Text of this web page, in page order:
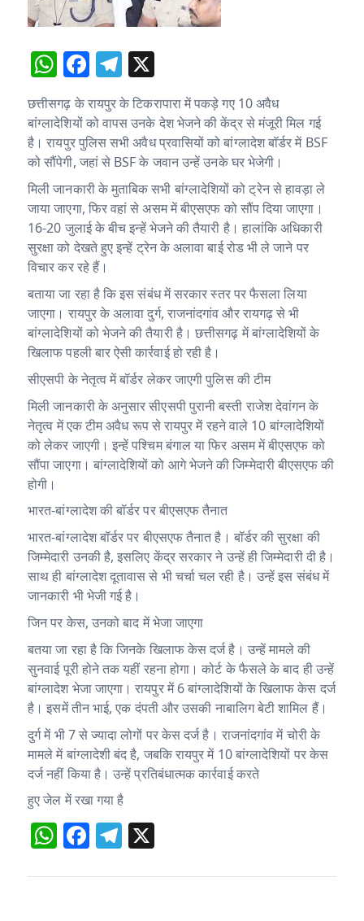
W
at
s
A
p
p
F
c
e
b
o
o
k
T
el
e
g
ra
m
छत्तीसगढ़ के रायपुर के टिकरापारा में पकड़े गए 10 अवैध
बांग्लादेशियों को वापस उनके देश भेजने की केंद्र से मंजूरी मिल गई
है। रायपुर पुलिस सभी अवैध प्रवासियों को बांग्लादेश बॉर्डर में BSF
को सौंपेगी, जहां से BSF के जवान उन्हें उनके घर भेजेगी।
मिली जानकारी के मुताबिक सभी बांग्लादेशियों को ट्रेन से हावड़ा ले
जाया जाएगा, फिर वहां से असम में बीएसएफ को सौंप दिया जाएगा।
16-20 जुलाई के बीच इन्हें भेजने की तैयारी है। हालांकि अधिकारी
सुरक्षा को देखते हुए इन्हें ट्रेन के अलावा बाई रोड भी ले जाने पर
विचार कर रहे हैं।
बताया जा रहा है कि इस संबंध में सरकार स्तर पर फैसला लिया
जाएगा। रायपुर के अलावा दुर्ग, राजनांदगांव और रायगढ़ से भी
बांग्लादेशियों को भेजने की तैयारी है। छत्तीसगढ़ में बांग्लादेशियों के
खिलाफ पहली बार ऐसी कार्रवाई हो रही है।
सीएसपी के नेतृत्व में बॉर्डर लेकर जाएगी पुलिस की टीम
मिली जानकारी के अनुसार सीएसपी पुरानी बस्ती राजेश देवांगन के
नेतृत्व में एक टीम अवैध रूप से रायपुर में रहने वाले 10 बांग्लादेशियों
को लेकर जाएगी। इन्हें पश्चिम बंगाल या फिर असम में बीएसएफ को
सौंपा जाएगा। बांग्लादेशियों को आगे भेजने की जिम्मेदारी बीएसएफ की
होगी।
भारत-बांग्लादेश की बॉर्डर पर बीएसएफ तैनात
भारत-बांग्लादेश बॉर्डर पर बीएसएफ तैनात है। बॉर्डर की सुरक्षा की
जिम्मेदारी उनकी है, इसलिए केंद्र सरकार ने उन्हें ही जिम्मेदारी दी है।
साथ ही बांग्लादेश दूतावास से भी चर्चा चल रही है। उन्हें इस संबंध में
जानकारी भी भेजी गई है।
जिन पर केस, उनको बाद में भेजा जाएगा
बतया जा रहा है कि जिनके खिलाफ केस दर्ज है। उन्हें मामले की
सुनवाई पूरी होने तक यहीं रहना होगा। कोर्ट के फैसले के बाद ही उन्हें
बांग्लादेश भेजा जाएगा। रायपुर में 6 बांग्लादेशियों के खिलाफ केस दर्ज
है। इसमें तीन भाई, एक दंपती और उसकी नाबालिग बेटी शामिल हैं।
दुर्ग में भी 7 से ज्यादा लोगों पर केस दर्ज है। राजनांदगांव में चोरी के
मामले में बांग्लादेशी बंद है, जबकि रायपुर में 10 बांग्लादेशियों पर केस
दर्ज नहीं किया है। उन्हें प्रतिबंधात्मक कार्रवाई करते
हुए जेल में रखा गया है
W
at
F
c
T
e